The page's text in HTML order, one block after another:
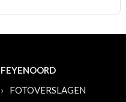
FEYENOORD
FOTOVERSLAGEN